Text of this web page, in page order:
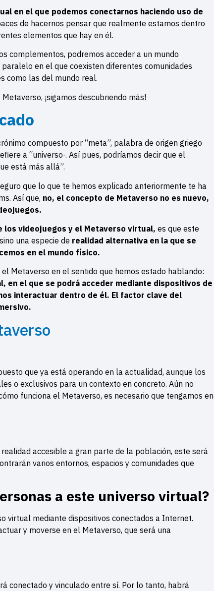
en el que podemos conectarnos haciendo uso de
de hacernos pensar que realmente estamos dentro
elementos que hay en él.
complementos, podremos acceder a un mundo
en el que coexisten diferentes comunidades
como las del mundo real.
¡sigamos descubriendo más!
compuesto por “meta”, palabra de origen griego
a “universo·. Así pues, podríamos decir que el
está más allá”.
que lo que te hemos explicado anteriormente te ha
Así que, no, el concepto de Metaverso no es nuevo,
los videojuegos y el Metaverso virtual, es que este
una especie de realidad alternativa en la que se
en el mundo físico.
Metaverso en el sentido que hemos estado hablando:
en el que se podrá acceder mediante dispositivos de
interactuar dentro de él. El factor clave del
que ya está operando en la actualidad, aunque los
o exclusivos para un contexto en concreto. Aún no
funciona el Metaverso, es necesario que tengamos en
accesible a gran parte de la población, este será
varios entornos, espacios y comunidades que
a este universo virtual?
virtual mediante dispositivos conectados a Internet.
y moverse en el Metaverso, que será una
conectado y vinculado entre sí. Por lo tanto, habrá